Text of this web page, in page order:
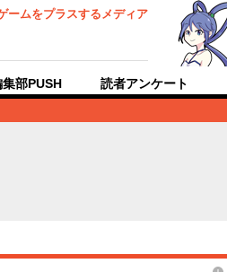
ームをプラスするメディア
集部PUSH 読者アンケート